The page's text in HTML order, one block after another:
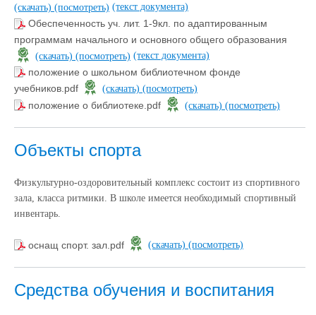
(скачать) (посмотреть) (текст документа)
Обеспеченность уч. лит. 1-9кл. по адаптированным
программам начального и основного общего образования
(скачать) (посмотреть) (текст документа)
положение о школьном библиотечном фонде
учебников.pdf
(скачать) (посмотреть)
положение о библиотеке.pdf (скачать) (посмотреть)
Объекты спорта
Физкультурно-оздоровительный комплекс состоит из спортивного
зала, класса ритмики. В школе имеется необходимый спортивный
инвентарь.
оснащ спорт. зал.pdf (скачать) (посмотреть)
Средства обучения и воспитания